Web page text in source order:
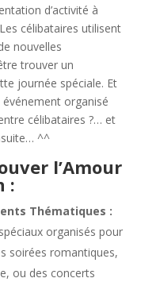
d’activité à
célibataires utilisent
nouvelles
trouver un
journée spéciale. Et
événement organisé
célibataires ?… et
^^
l’Amour
:
Thématiques :
organisés pour
soirées romantiques,
ou des concerts